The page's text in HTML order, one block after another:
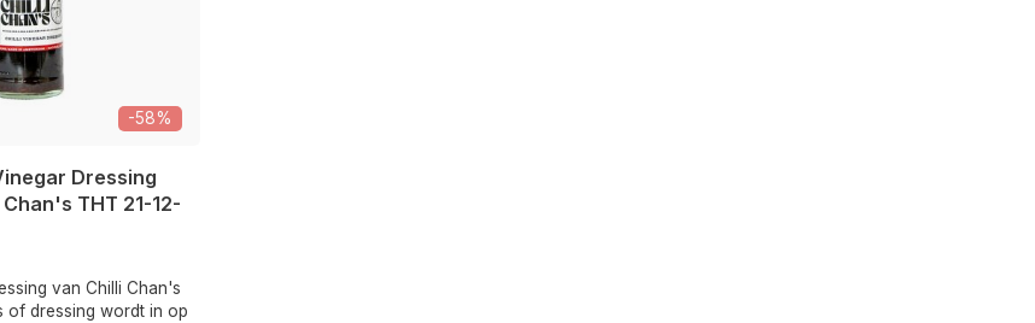
-58%
Dressing
THT 21-12-
van Chilli Chan's
of dressing wordt in op